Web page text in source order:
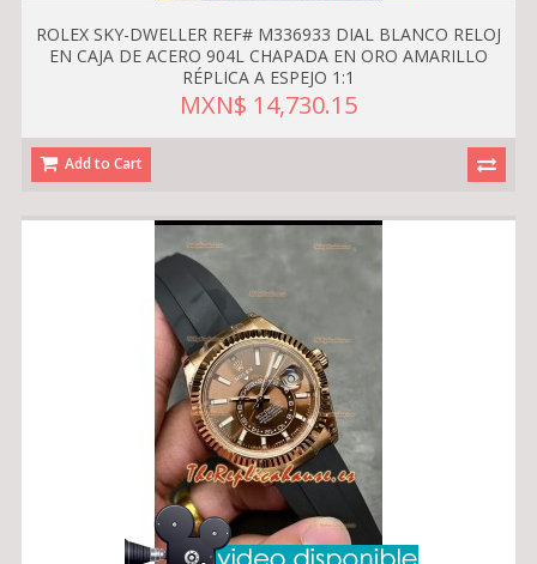
ROLEX SKY-DWELLER REF# M336933 DIAL BLANCO RELOJ
EN CAJA DE ACERO 904L CHAPADA EN ORO AMARILLO
RÉPLICA A ESPEJO 1:1
MXN$ 14,730.15
Add to Cart